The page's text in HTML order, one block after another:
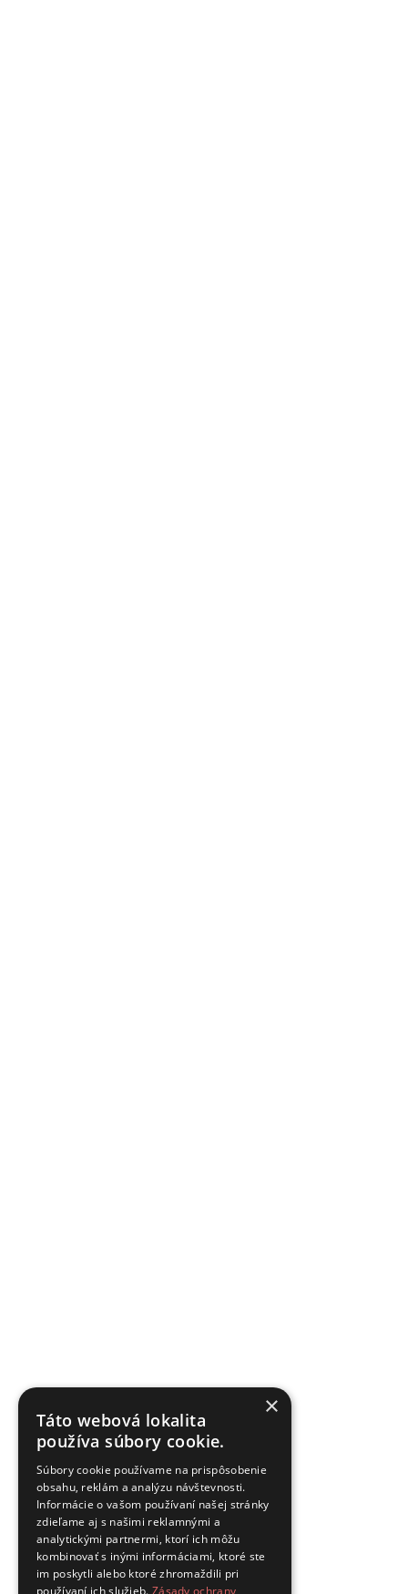
×
Táto webová lokalita
používa súbory cookie.
Súbory cookie používame na prispôsobenie
obsahu, reklám a analýzu návštevnosti.
Informácie o vašom používaní našej stránky
zdieľame aj s našimi reklamnými a
analytickými partnermi, ktorí ich môžu
kombinovať s inými informáciami, ktoré ste
im poskytli alebo ktoré zhromaždili pri
používaní ich služieb. Zásady ochrany